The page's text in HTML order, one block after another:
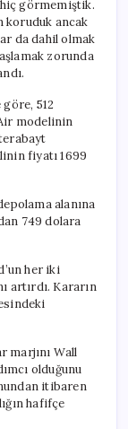
görmemiştik.
koruduk ancak
da dahil olmak
zorunda
512
modelinin
fiyatı 1699
alanına
749 dolara
her iki
artırdı. Kararın
marjını Wall
olduğunu
itibaren
hafifçe